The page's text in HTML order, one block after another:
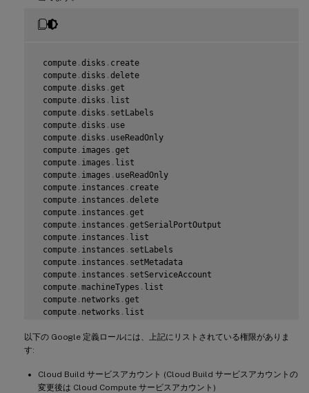
storage
storage
objects
create
storage
objects
delete
storage
objects
get
storage
objects .
list
compute
networks . get
compute
resourcePolicies
compute . disks . create
compute . disks . delete
compute . disks . get
compute . disks . list
compute . disks . setLabels
compute . disks . use
compute . disks . useReadOnly
compute . images . get
compute . images . list
compute . images . useReadOnly
compute . instances . create
compute . instances . delete
compute . instances . get
compute . instances . getSerialPortOutput
compute . instances . list
compute . instances . setLabels
compute . instances . setMetadata
compute . instances . setServiceAccount
compute . machineTypes . list
compute . networks . get
compute . networks . list
compute . subnetworks.list
compute.zoneOperations. get
compute. zones.list
以下の Google 定義ロールには、上記にリストされている権限がありま
す:
Cloud Build サービスアカウント (Cloud Build サービスアカウントの
変更後は Cloud Compute サービスアカウント)